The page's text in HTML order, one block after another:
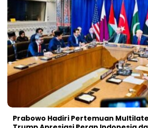
Prabowo Hadiri Pertemuan